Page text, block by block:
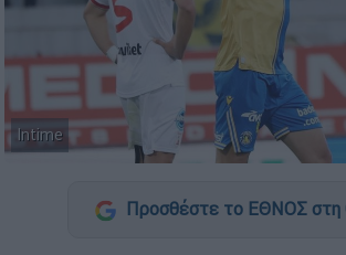
Intime
Προσθέστε το ΕΘΝΟΣ στη